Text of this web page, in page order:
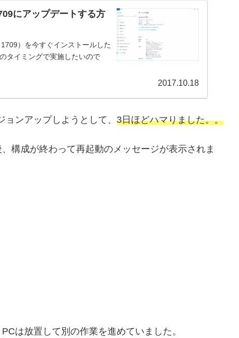
にアップデートする方
）を今すぐインストールした
タイミングで実施したいので
2017.10.18
ンアップしようとして、 3日ほどハマりました。。
構成が終わって再起動のメッセージが表示されま
は放置して別の作業を進めていました。